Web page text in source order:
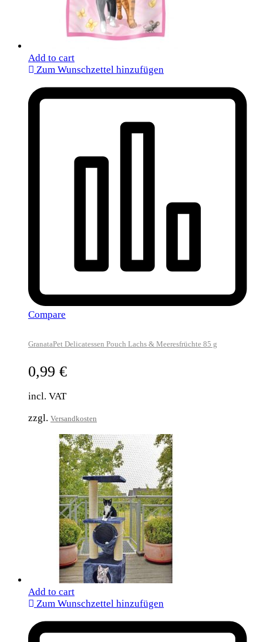
Add to cart
Zum Wunschzettel hinzufügen
Compare
GranataPet Delicatessen Pouch Lachs & Meeresfrüchte 85 g
0,99 €
incl. VAT
zzgl. Versandkosten
Add to cart
Zum Wunschzettel hinzufügen